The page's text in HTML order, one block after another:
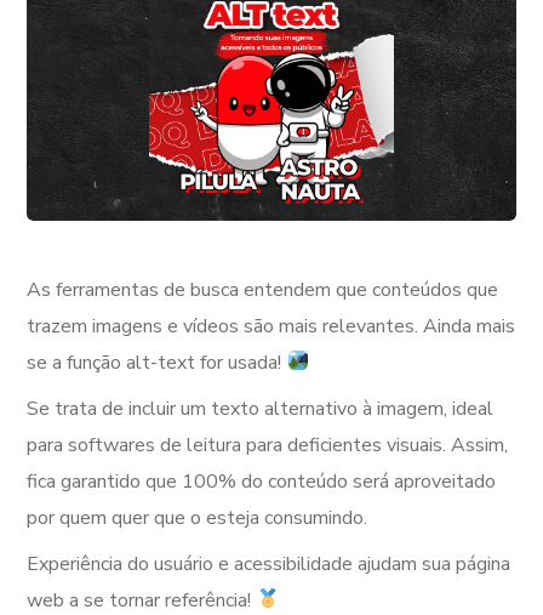
As ferramentas de busca entendem que conteúdos que
trazem imagens e vídeos são mais relevantes. Ainda mais
se a função alt-text for usada!
Se trata de incluir um texto alternativo à imagem, ideal
para softwares de leitura para deficientes visuais. Assim,
fica garantido que 100% do conteúdo será aproveitado
por quem quer que o esteja consumindo.
Experiência do usuário e acessibilidade ajudam sua página
web a se tornar referência!